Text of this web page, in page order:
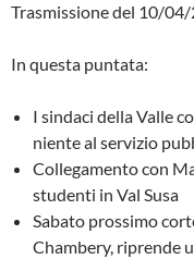
Trasmissione del 10/
In questa puntata:
I sindaci della Valle
niente al servizio
Collegamento con
studenti in Val Susa
Sabato prossimo
Chambery, riprende